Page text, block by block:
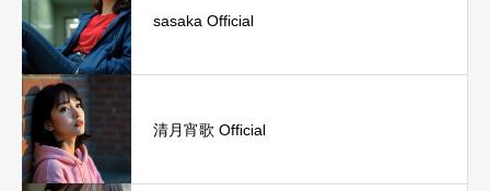
sasaka Official
清月宵歌 Official